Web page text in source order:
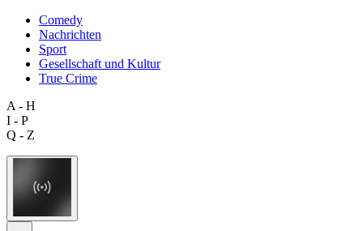
Comedy
Nachrichten
Sport
Gesellschaft und Kultur
True Crime
A - H
I - P
Q - Z